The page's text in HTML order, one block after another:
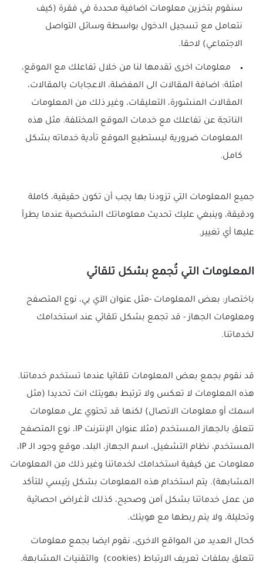
سنقوم بتخزين معلومات اضافية محددة في فقرة (كيف
نتعامل مع تسجيل الدخول بواسطة وسائل التواصل
الاجتماعي) لاحقا.
معلومات اخرى تقدمها لنا من خلال تفاعلك مع الموقع،
امثلة: اضافة المقالات الى المفضلة، الاعجابات بالمقالات،
المقالات المنشورة، التعليقات، وغير ذلك من المعلومات
الناتجة عن تفاعلك مع خدمات الموقع المختلفة. مثل هذه
المعلومات ضرورية ليستطيع الموقع تأدية خدماته بشكل
كامل.
جميع المعلومات التي تزودنا بها يجب أن تكون حقيقية، كاملة
ودقيقة، وينبغي عليك تحديث معلوماتك الشخصية عندما يطرأ
عليها أي تغيير.
المعلومات التي تُجمع بشكل تلقائي
باختصار: بعض المعلومات -مثل عنوان الآي بي، نوع المتصفح
ومعلومات الجهاز - قد تجمع بشكل تلقائي عند استخدامك
لخدماتنا.
قد نقوم بجمع بعض المعلومات تلقائيا عندما تستخدم خدماتنا.
هذه المعلومات لا تعكس ولا ترتبط بهويتك انت تحديدا (مثل
اسمك أو معلومات الاتصال) لكنها قد تحتوي على معلومات
تتعلق بالجهاز المستخدم (مثلا عنوان الإنترنت IP، نوع المتصفح
المستخدم، نظام التشغيل، اسم الجهاز، البلد، موقع وجود الـ IP،
معلومات عن كيفية استخدامك لخدماتنا وغير ذلك من المعلومات
المشابهة). يتم استخدام هذه المعلومات بشكل رئيسي للتأكد
من عمل خدماتنا بشكل آمن وصحيح، كذلك لأغراض احصائية
وتحليلة، ولا يتم ربطها مع هويتك.
كحال العديد من المواقع الاخرى، نقوم ايضا بجمع معلومات
تتعلق بملفات تعريف الارتباط (cookies) والتقنيات المشابهة.